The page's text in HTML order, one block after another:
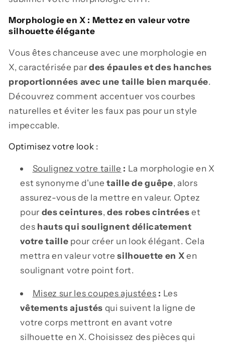
Morphologie en X : Mettez en valeur votre
silhouette élégante
Vous êtes chanceuse avec une morphologie en
X, caractérisée pardes épaules et des hanches
proportionnées avec une taille bien marquée.
Découvrez comment accentuer vos courbes
naturelles et éviter les faux pas pour un style
impeccable.
Optimisez votre look :
Soulignez votre taille : La morphologie en X
est synonyme d'une taille de guêpe, alors
assurez-vous de la mettre en valeur. Optez
pour des ceintures,des robes cintréeset
des hauts qui soulignent délicatement
votre taille pour créer un look élégant. Cela
mettra en valeur votresilhouette en Xen
soulignant votre point fort.
Misez sur les coupes ajustées : Les
vêtements ajustés qui suivent la ligne de
votre corps mettront en avant votre
silhouette en X. Choisissez des pièces qui